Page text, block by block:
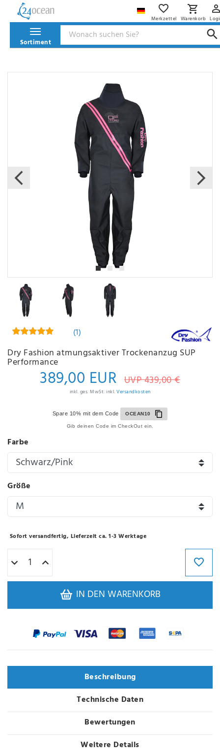
Merkzettel Warenkorb
Sortiment
(1)
Dry Fashion atmungsaktiver Trockenanzug SUP
Performance
389,00 EUR UVP 439,00 €
inkl. ges. MwSt. inkl. Versandkosten
Spare 10% mit dem Code OCEAN10
Gib deinen Code im CheckOut ein.
Farbe
Größe
Sofort versandfertig, Lieferzeit ca. 1-3 Werktage
IN DEN WARENKORB
Beschreibung
Technische Daten
Bewertungen
Weitere Details